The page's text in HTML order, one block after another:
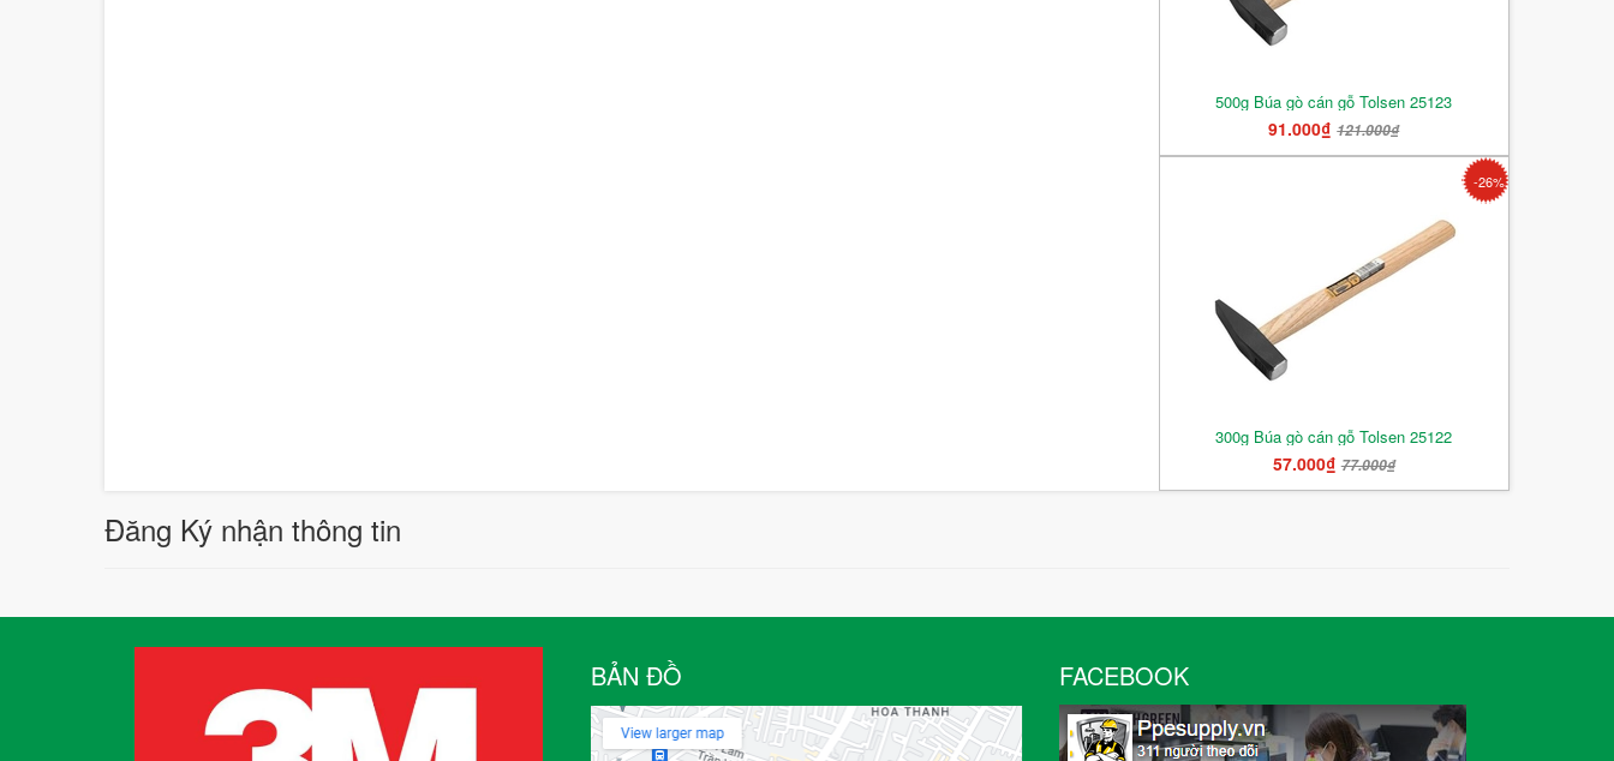
500g Búa gò cán gỗ Tolsen 25123
91.000₫121.000₫
-26%
300g Búa gò cán gỗ Tolsen 25122
57.000₫77.000₫
Đăng Ký nhận thông tin
BẢN ĐỒ FACEBOOK